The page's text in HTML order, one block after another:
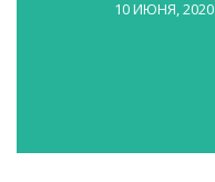
10 ИЮНЯ, 2020